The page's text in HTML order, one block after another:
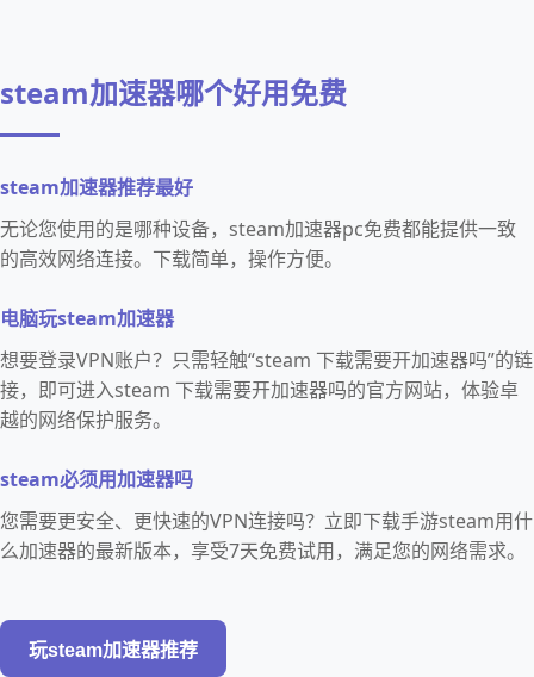
steam加速器哪个好用免费
steam加速器推荐最好
无论您使用的是哪种设备，steam加速器pc免费都能提供一致
的高效网络连接。下载简单，操作方便。
电脑玩steam加速器
想要登录VPN账户？只需轻触“steam 下载需要开加速器吗”的链
接，即可进入steam 下载需要开加速器吗的官方网站，体验卓
越的网络保护服务。
steam必须用加速器吗
您需要更安全、更快速的VPN连接吗？立即下载手游steam用什
么加速器的最新版本，享受7天免费试用，满足您的网络需求。
玩steam加速器推荐